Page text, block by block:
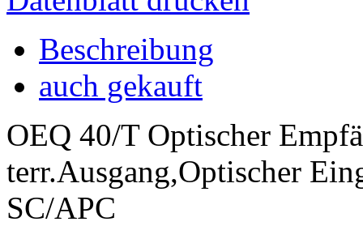
Beschreibung
auch gekauft
OEQ 40/T Optischer
terr.Ausgang,Optischer
SC/APC